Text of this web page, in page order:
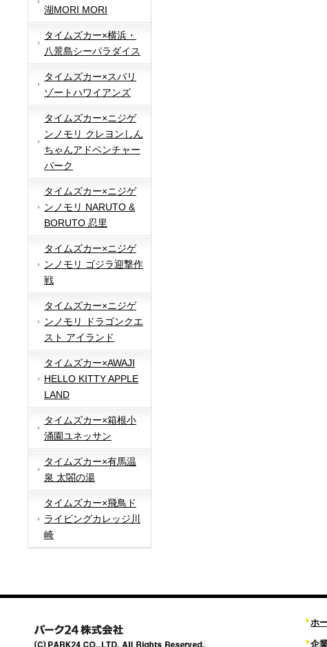
湖MORI MORI
タイムズカー×横浜・
八景島シーパラダイス
タイムズカー×スパリ
ゾートハワイアンズ
タイムズカー×ニジゲ
ンノモリ クレヨンしん
ちゃんアドベンチャー
パーク
タイムズカー×ニジゲ
ンノモリ NARUTO &
BORUTO 忍里
タイムズカー×ニジゲ
ンノモリ ゴジラ迎撃作
戦
タイムズカー×ニジゲ
ンノモリ ドラゴンクエ
スト アイランド
タイムズカー×AWAJI
HELLO KITTY APPLE
LAND
タイムズカー×箱根小
涌園ユネッサン
タイムズカー×有馬温
泉 太閤の湯
タイムズカー×飛鳥ド
ライビングカレッジ川
崎
ホ
企